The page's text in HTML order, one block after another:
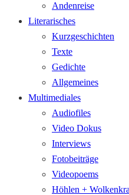
Andenreise
Literarisches
Kurzgeschichten
Texte
Gedichte
Allgemeines
Multimediales
Audiofiles
Video Dokus
Interviews
Fotobeiträge
Videopoems
Höhlen +